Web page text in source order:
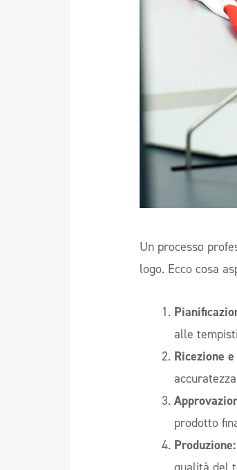
Un processo
logo. Ecco cosa
alle
Ricezione
prodotto
Produzione: